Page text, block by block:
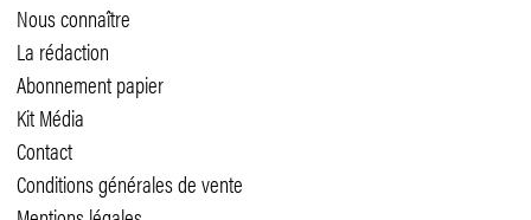
Nous connaître
La rédaction
Abonnement papier
Kit Média
Contact
Conditions générales de vente